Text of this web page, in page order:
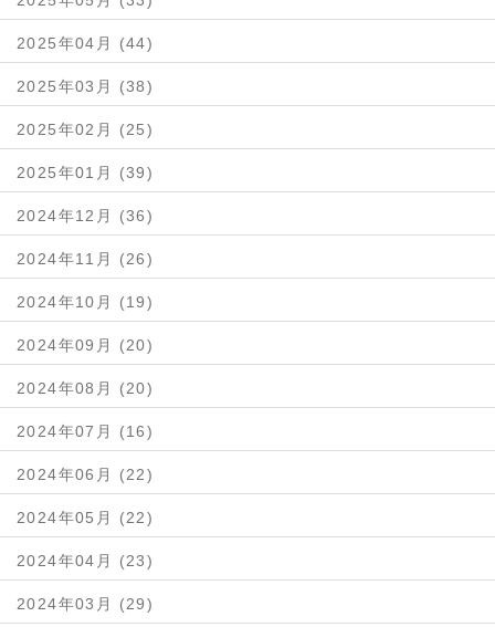
2025年04月 (44)
2025年03月 (38)
2025年02月 (25)
2025年01月 (39)
2024年12月 (36)
2024年11月 (26)
2024年10月 (19)
2024年09月 (20)
2024年08月 (20)
2024年07月 (16)
2024年06月 (22)
2024年05月 (22)
2024年04月 (23)
2024年03月 (29)